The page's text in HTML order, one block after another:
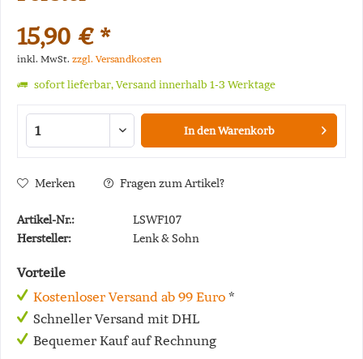
15,90 € *
inkl. MwSt. zzgl. Versandkosten
sofort lieferbar, Versand innerhalb 1-3 Werktage
In denWarenkorb
Merken Fragen zum Artikel?
Artikel-Nr.:
LSWF107
Hersteller:
Lenk & Sohn
Vorteile
Kostenloser Versand ab 99 Euro *
Schneller Versand mit DHL
Bequemer Kauf auf Rechnung